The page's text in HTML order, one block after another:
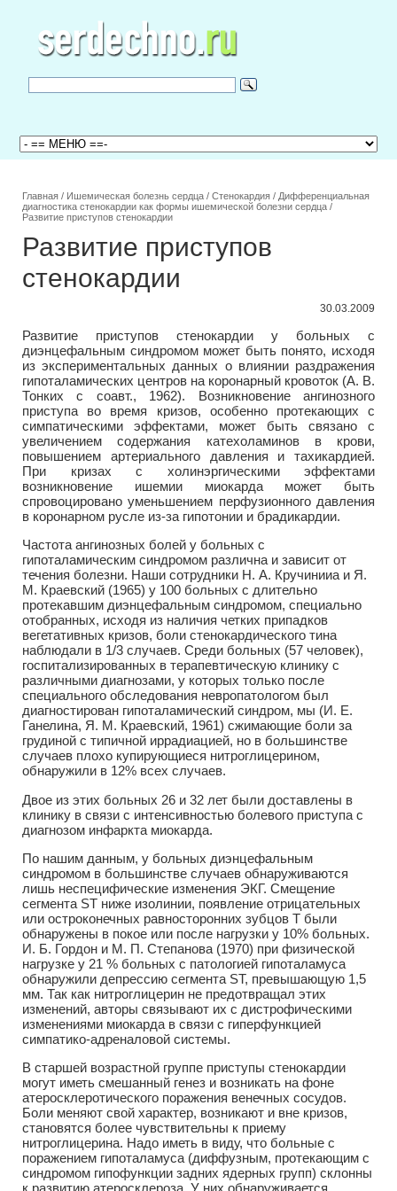
Главная / Ишемическая болезнь сердца / Стенокардия / Дифференциальная
диагностика стенокардии как формы ишемической болезни сердца /
Развитие приступов стенокардии
Развитие приступов
стенокардии
30.03.2009
Развитие приступов стенокардии у больных с
диэнцефальным синдромом может быть понято, исходя
из экспериментальных данных о влиянии раздражения
гипоталамических центров на коронарный кровоток (А. В.
Тонких с соавт., 1962). Возникновение ангинозного
приступа во время кризов, особенно протекающих с
симпатическими эффектами, может быть связано с
увеличением содержания катехоламинов в крови,
повышением артериального давления и тахикардией.
При кризах с холинэргическими эффектами
возникновение ишемии миокарда может быть
спровоцировано уменьшением перфузионного давления
в коронарном русле из-за гипотонии и брадикардии.
Частота ангинозных болей у больных с
гипоталамическим синдромом различна и зависит от
течения болезни. Наши сотрудники Н. А. Кручинииа и Я.
М. Краевский (1965) у 100 больных с длительно
протекавшим диэнцефальным синдромом, специально
отобранных, исходя из наличия четких припадков
вегетативных кризов, боли стенокардического тина
наблюдали в 1/3 случаев. Среди больных (57 человек),
госпитализированных в терапевтическую клинику с
различными диагнозами, у которых только после
специального обследования невропатологом был
диагностирован гипоталамический синдром, мы (И. Е.
Ганелина, Я. М. Краевский, 1961) сжимающие боли за
грудиной с типичной иррадиацией, но в большинстве
случаев плохо купирующиеся нитроглицерином,
обнаружили в 12% всех случаев.
Двое из этих больных 26 и 32 лет были доставлены в
клинику в связи с интенсивностью болевого приступа с
диагнозом инфаркта миокарда.
По нашим данным, у больных диэнцефальным
синдромом в большинстве случаев обнаруживаются
лишь неспецифические изменения ЭКГ. Смещение
сегмента ST ниже изолинии, появление отрицательных
или остроконечных равносторонних зубцов Т были
обнаружены в покое или после нагрузки у 10% больных.
И. Б. Гордон и М. П. Степанова (1970) при физической
нагрузке у 21 % больных с патологией гипоталамуса
обнаружили депрессию сегмента ST, превышающую 1,5
мм. Так как нитроглицерин не предотвращал этих
изменений, авторы связывают их с дистрофическими
изменениями миокарда в связи с гиперфункцией
симпатико-адреналовой системы.
В старшей возрастной группе приступы стенокардии
могут иметь смешанный генез и возникать на фоне
атеросклеротического поражения венечных сосудов.
Боли меняют свой характер, возникают и вне кризов,
становятся более чувствительны к приему
нитроглицерина. Надо иметь в виду, что больные с
поражением гипоталамуса (диффузным, протекающим с
синдромом гипофункции задних ядерных групп) склонны
к развитию атеросклероза. У них обнаруживается